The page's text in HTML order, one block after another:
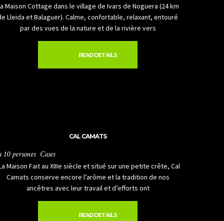
Maison Cottage dans le village de Ivars de Noguera (24 km
Lleida et Balaguer). Calme, confortable, relaxant, entouré
par des vues de la nature et de la rivière vers
READ DETAILS
CAL CAMATS
10 persones Cases
Maison Fait au XIIIe siècle et situé sur une petite crête, Cal
Camats conserve encore l’arôme et la tradition de nos
ancêtres avec leur travail et d’efforts ont
READ DETAILS